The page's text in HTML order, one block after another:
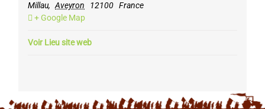
Millau, Aveyron 12100 France
+ Google Map
Voir Lieu site web